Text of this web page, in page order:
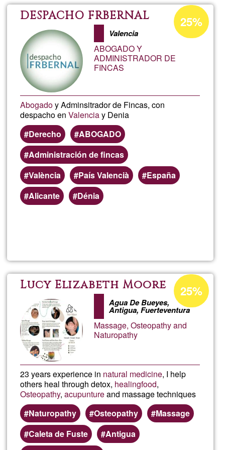
Frutales
DESPACHO FRBERNAL
Valencia
ABOGADO Y
ADMINISTRADOR DE
FINCAS
Abogadoy Adminsitrador de Fincas, con
despacho enValenciay Denia
Derecho
ABOGADO
Administración de fincas
València
País Valencià
España
Alicante
Dénia
Porcentaje
de
aceptación
de
25%
Lucy Elizabeth Moore
Agua De Bueyes,
Antigua, Fuerteventura
Massage, Osteopathy and
Naturopathy
23 years experience in natural medicine, I help
others heal through detox, healingfood,
Osteopathy,acupuntureand massage techniques
Naturopathy
Osteopathy
Massage
Caleta de Fuste
Antigua
Porcentaje
de
aceptación
de
25%